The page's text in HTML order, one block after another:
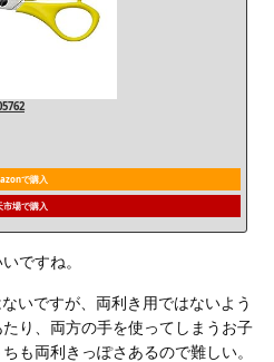
で購入
市場で購入
ですね。
いですが、両利き用ではないよう
り、両方の手を使ってしまうお子
も両利きっぽさあるので難しい。